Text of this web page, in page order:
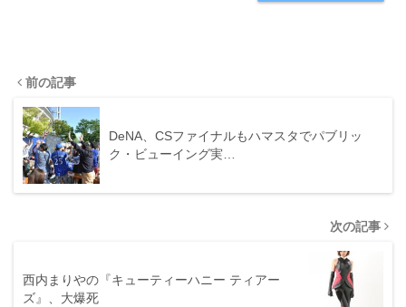
前の記事
DeNA、CSファイナルもハマスタでパブリッ
ク・ビューイング実…
次の記事
西内まりやの『キューティーハニー ティアー
ズ』、大爆死